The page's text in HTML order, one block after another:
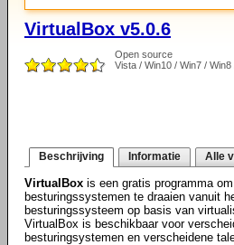
VirtualBox v5.0.6
Open source
Vista / Win10 / Win7 / Win8
Beschrijving Informatie Alle
VirtualBox is een gratis programma
besturingssystemen te draaien vanuit
besturingssysteem op basis van
VirtualBox is beschikbaar voor
besturingsystemen en verscheidene